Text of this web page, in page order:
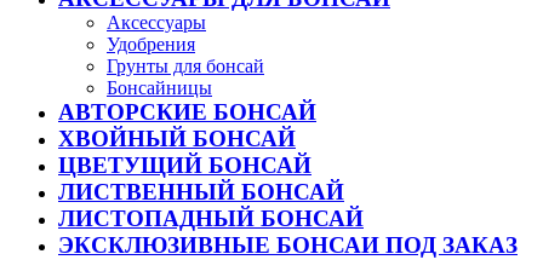
Аксессуары
Удобрения
Грунты для бонсай
Бонсайницы
АВТОРСКИЕ БОНСАЙ
ХВОЙНЫЙ БОНСАЙ
ЦВЕТУЩИЙ БОНСАЙ
ЛИСТВЕННЫЙ БОНСАЙ
ЛИСТОПАДНЫЙ БОНСАЙ
ЭКСКЛЮЗИВНЫЕ БОНСАИ ПОД ЗАКАЗ